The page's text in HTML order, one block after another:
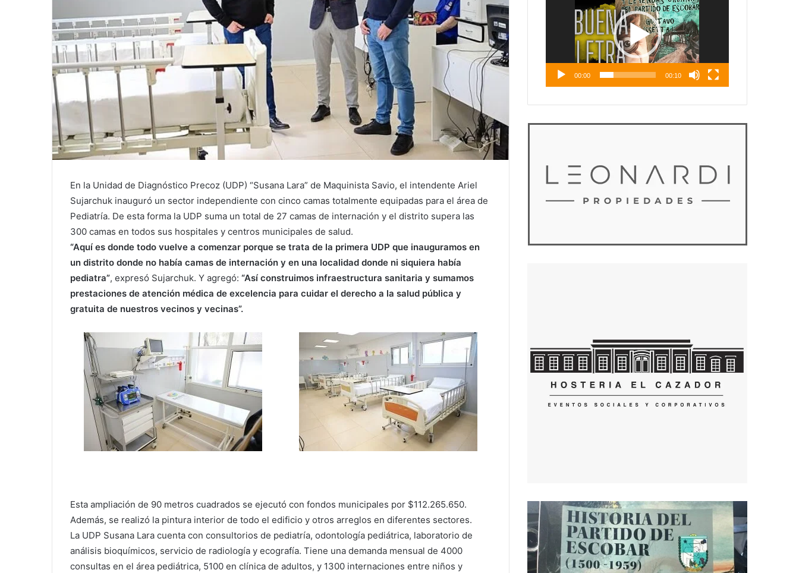
En la Unidad de Diagnóstico Precoz (UDP) “Susana Lara” de Maquinista Savio, el intendente Ariel
Sujarchuk inauguró un sector independiente con cinco camas totalmente equipadas para el área de
Pediatría. De esta forma la UDP suma un total de 27 camas de internación y el distrito supera las
300 camas en todos sus hospitales y centros municipales de salud.
“Aquí es donde todo vuelve a comenzar porque se trata de la primera UDP que inauguramos en
un distrito donde no había camas de internación y en una localidad donde ni siquiera había
pediatra”, expresó Sujarchuk. Y agregó: “Así construimos infraestructura sanitaria y sumamos
prestaciones de atención médica de excelencia para cuidar el derecho a la salud pública y
gratuita de nuestros vecinos y vecinas”.
Esta ampliación de 90 metros cuadrados se ejecutó con fondos municipales por $112.265.650.
Además, se realizó la pintura interior de todo el edificio y otros arreglos en diferentes sectores.
La UDP Susana Lara cuenta con consultorios de pediatría, odontología pediátrica, laboratorio de
análisis bioquímicos, servicio de radiología y ecografía. Tiene una demanda mensual de 4000
consultas en el área pediátrica, 5100 en clínica de adultos, y 1300 internaciones entre niños y
00:00 00:10